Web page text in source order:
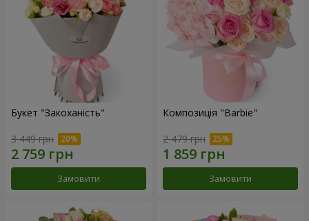
Букет "Закоханість"
3 449 грн
Замовити
Композиція "Barbie"
2 479 грн
Замовити